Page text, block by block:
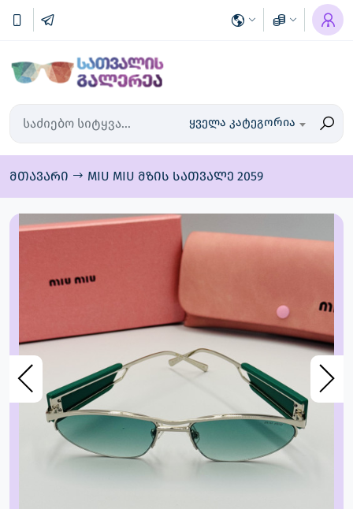
ყველა კატეგორია
მთავარი MIU MIU მზის სათვალე 2059